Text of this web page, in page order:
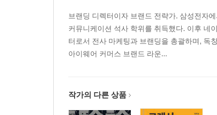
그리고 2등의 브랜딩 | 브랜딩과 마케팅의 차이 |
| 지그재그와 윤여정 배우 | 세대가 아닌 취향 |
어느 키즈용품 매장 | 우리 브랜드의 본질을 알리
TV 광고와 브랜딩 | 무엇을 위한 소셜미디어인가
말과 글 | 티파니와 배달의민족 | 비주얼 아이덴
브랜딩 디렉터이자 브랜드 전략가. 삼성전자
커뮤니케이션 석사 학위를 취득했다. 이후 네
터로서 전사 마케팅과 브랜딩을 총괄하며, 독
아이웨어 커머스 브랜드 라운...
작가의 다른 상품